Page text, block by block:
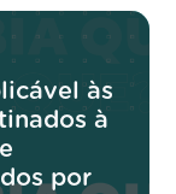
às
à
por